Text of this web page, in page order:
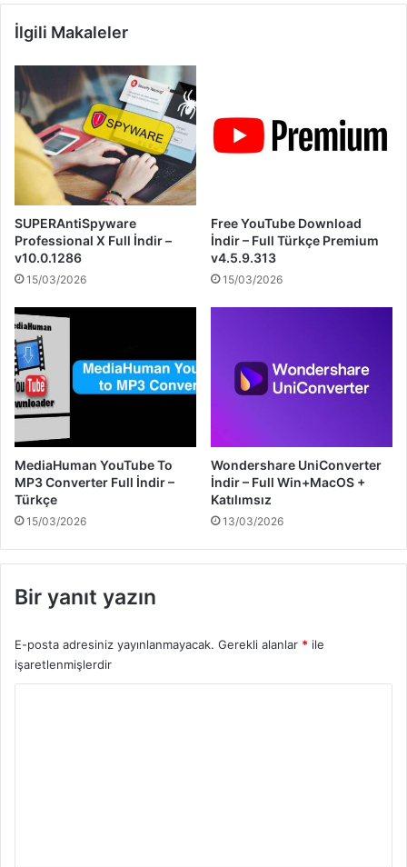
İlgili Makaleler
SUPERAntiSpyware
Professional X Full İndir –
v10.0.1286
15/03/2026
Free YouTube Download
İndir – Full Türkçe Premium
v4.5.9.313
15/03/2026
MediaHuman YouTube To
MP3 Converter Full İndir –
Türkçe
15/03/2026
Wondershare UniConverter
İndir – Full Win+MacOS +
Katılımsız
13/03/2026
Bir yanıt yazın
E-posta adresiniz yayınlanmayacak. Gerekli alanlar * ile
işaretlenmişlerdir